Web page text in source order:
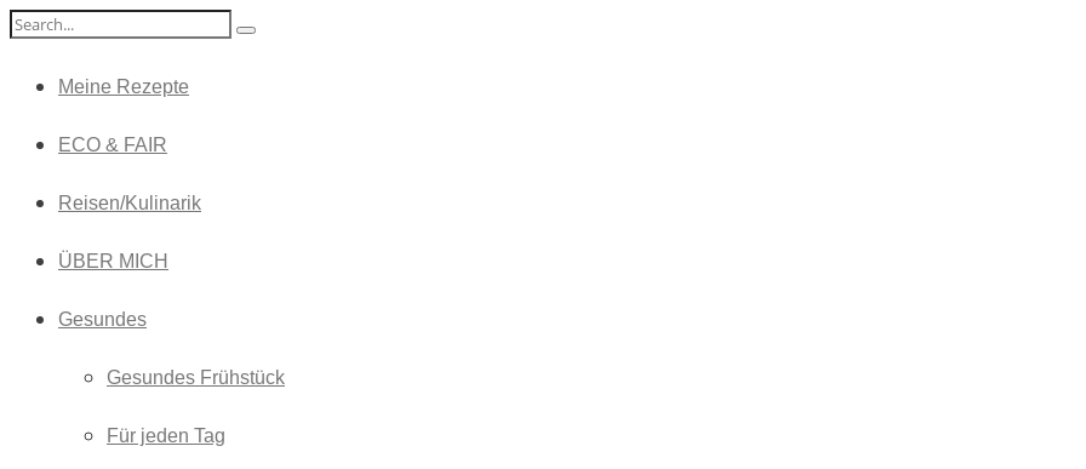
Meine Rezepte
ECO & FAIR
Reisen/Kulinarik
ÜBER MICH
Gesundes
Gesundes Frühstück
Für jeden Tag